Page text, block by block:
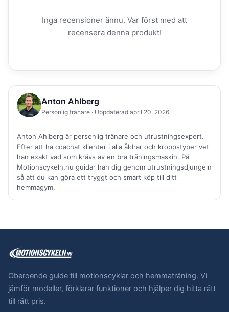
Inga recensioner ännu. Var först med att
recensera denna produkt!
Anton Ahlberg
Personlig tränare · Uppdaterad april 20, 2026
Anton Ahlberg är personlig tränare och utrustningsexpert.
Efter att ha coachat klienter i alla åldrar och kroppstyper vet
han exakt vad som krävs av en bra träningsmaskin. På
Motionscykeln.nu guidar han dig genom utrustningsdjungeln
så att du kan göra ett tryggt och smart köp till ditt
hemmagym.
Oberoende guide till motionscyklar och hemmaträning. Vi
jämför modeller, förklarar funktioner och hjälper dig hitta rätt
till rätt pris.